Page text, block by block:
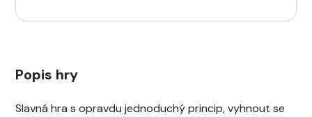
Popis hry
Slavná hra s opravdu jednoduchý princip, vyhnout se